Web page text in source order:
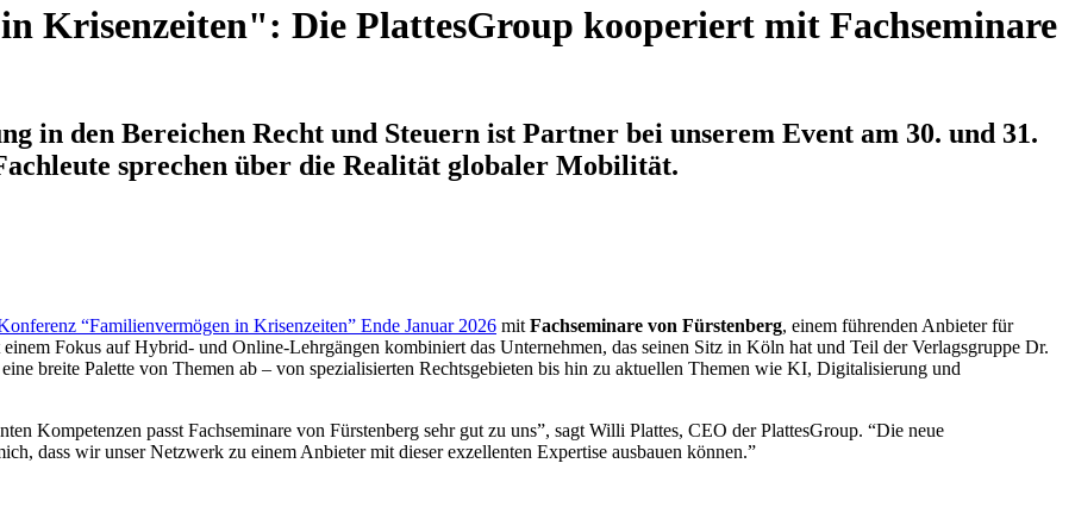
Krisenzeiten": Die PlattesGroup kooperiert mit Fachseminare
in den Bereichen Recht und Steuern ist Partner bei unserem Event am 30. und 31.
sprechen über die Realität globaler Mobilität.
“Familienvermögen in Krisenzeiten” Ende Januar 2026 mit Fachseminare von Fürstenberg, einem führenden Anbieter für
Fokus auf Hybrid- und Online-Lehrgängen kombiniert das Unternehmen, das seinen Sitz in Köln hat und Teil der Verlagsgruppe Dr.
breite Palette von Themen ab – von spezialisierten Rechtsgebieten bis hin zu aktuellen Themen wie KI, Digitalisierung und
Kompetenzen passt Fachseminare von Fürstenberg sehr gut zu uns”, sagt Willi Plattes, CEO der PlattesGroup. “Die neue
dass wir unser Netzwerk zu einem Anbieter mit dieser exzellenten Expertise ausbauen können.”